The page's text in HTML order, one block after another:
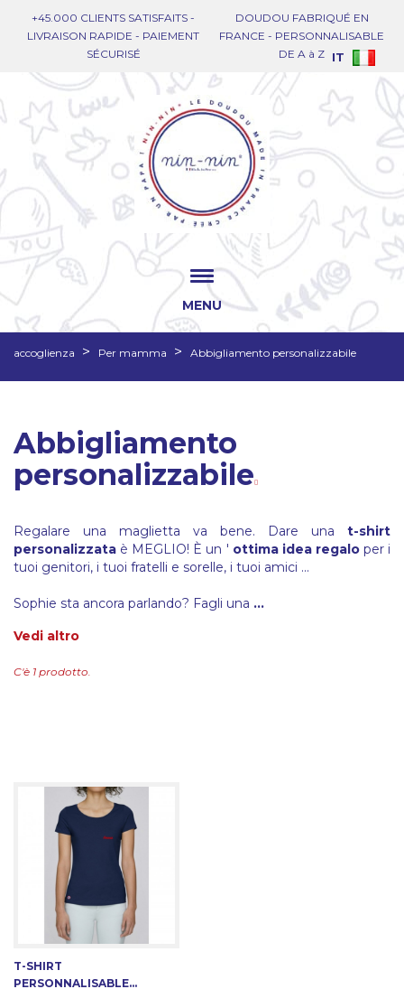
+45.000 CLIENTS SATISFAITS -
LIVRAISON RAPIDE - PAIEMENT
SÉCURISÉ
DOUDOU FABRIQUÉ EN
FRANCE - PERSONNALISABLE
DE A à Z IT
MENU
accoglienza Per mamma Abbigliamento personalizzabile
Abbigliamento
personalizzabile
Regalare una maglietta va bene. Dare una t-shirt
personalizzata è MEGLIO! È un ' ottima idea regalo per i
tuoi genitori, i tuoi fratelli e sorelle, i tuoi amici ...
Sophie sta ancora parlando? Fagli una ...
Vedi altro
C'è 1 prodotto.
T-SHIRT
PERSONNALISABLE...